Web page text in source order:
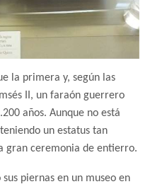
la primera y, según las
II, un faraón guerrero
años. Aunque no está
un estatus tan
gran ceremonia de entierro.
piernas en un museo en